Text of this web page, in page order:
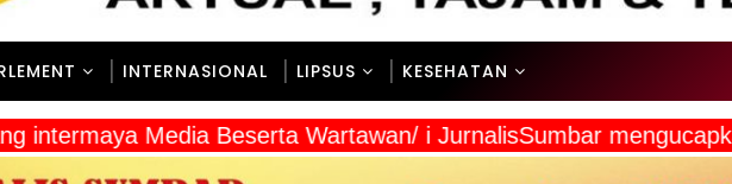
INTERNASIONAL LIPSUS KESEHATAN
intermaya Media Beserta Wartawan/ i JurnalisSumbar